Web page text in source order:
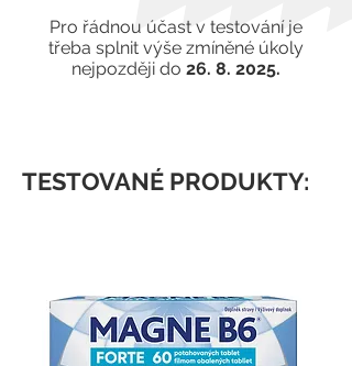
Pro řádnou účast v testování je
třeba splnit výše zmíněné úkoly
nejpozději do 26. 8. 2025.
TESTOVANÉ PRODUKTY: